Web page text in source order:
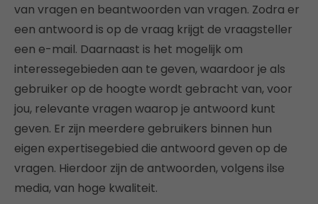
van vragen en beantwoorden van vragen. Zodra er
een antwoord is op de vraag krijgt de vraagsteller
een e-mail. Daarnaast is het mogelijk om
interessegebieden aan te geven, waardoor je als
gebruiker op de hoogte wordt gebracht van, voor
jou, relevante vragen waarop je antwoord kunt
geven. Er zijn meerdere gebruikers binnen hun
eigen expertisegebied die antwoord geven op de
vragen. Hierdoor zijn de antwoorden, volgens ilse
media, van hoge kwaliteit.